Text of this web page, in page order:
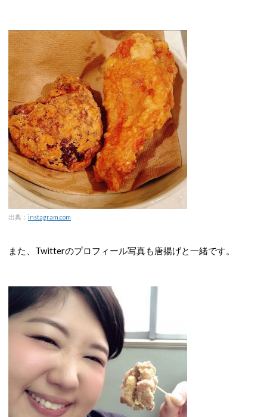
出典： instagram.com
また、Twitterのプロフィール写真も唐揚げと一緒です。